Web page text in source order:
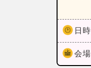
日時
会場